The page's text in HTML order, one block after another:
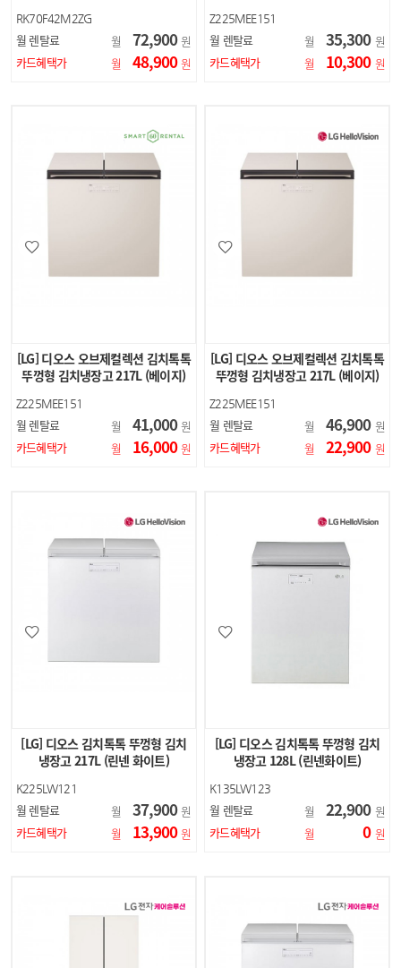
RK70F42M2ZG
월 렌탈료 월 72,900 원
카드혜택가
월 48,900 원
Z225MEE151
월 렌탈료 월 35,300 원
카드혜택가
월 10,300 원
[LG] 디오스 오브제컬렉션 김치톡톡
뚜껑형 김치냉장고 217L (베이지)
Z225MEE151
월 렌탈료 월 41,000 원
카드혜택가
월 16,000 원
[LG] 디오스 오브제컬렉션 김치톡톡
뚜껑형 김치냉장고 217L (베이지)
Z225MEE151
월 렌탈료 월 46,900 원
카드혜택가
월 22,900 원
[LG] 디오스 김치톡톡 뚜껑형 김치
냉장고 217L (린넨 화이트)
K225LW121
월 렌탈료 월 37,900 원
카드혜택가
월 13,900 원
[LG] 디오스 김치톡톡 뚜껑형 김치
냉장고 128L (린넨화이트)
K135LW123
월 렌탈료 월 22,900 원
카드혜택가
월 0 원